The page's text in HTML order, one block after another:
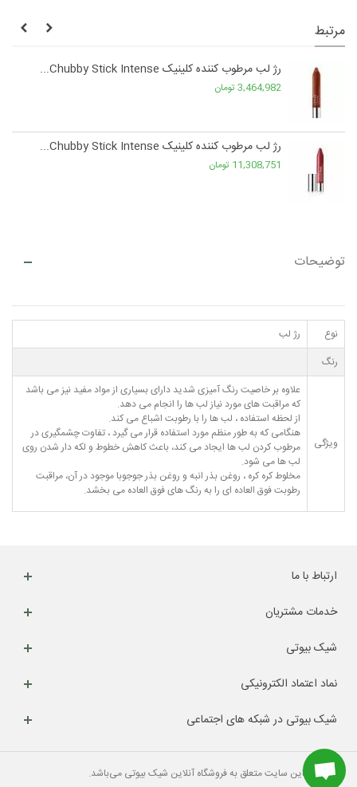
مرتبط
رژ لب مرطوب کننده کلینیک Chubby Stick Intense...
3,464,982 تومان
رژ لب مرطوب کننده کلینیک Chubby Stick Intense...
11,308,751 تومان
توضیحات
نوع
رژ لب
رنگ
ویژگی
علاوه بر خاصیت رنگ آمیزی شدید دارای بسیاری از مواد مفید نیز می باشد
که مراقبت های مورد نیاز لب ها را انجام می دهد.
از لحظه استفاده ، لب ها را با رطوبت اشباع می کند.
هنگامی که به طور منظم مورد استفاده قرار می گیرد ، تفاوت چشمگیری در
مرطوب کردن لب ها ایجاد می کند، باعث کاهش خطوط و لکه دار شدن روی
لب ها می شود.
مخلوط کره کره ، روغن بذر انبه و روغن بذر جوجوبا موجود در آن، مراقبت
رطوبت فوق العاده ای را به رنگ های فوق العاده می بخشد.
ارتباط با ما
خدمات مشتریان
شیک بیوتی
نماد اعتماد الکترونیکی
شیک بیوتی در شبکه های اجتماعی
کلیه حقوق این سایت متعلق به فروشگاه آنلاین شیک بیوتی می‌باشد.